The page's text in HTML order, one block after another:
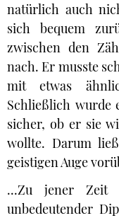
natürlich auch
sich bequem
zwischen den
nach. Er musste
mit etwas
Schließlich wurde
sicher, ob er sie
wollte. Darum
geistigen Auge
...Zu jener Zeit
unbedeutender